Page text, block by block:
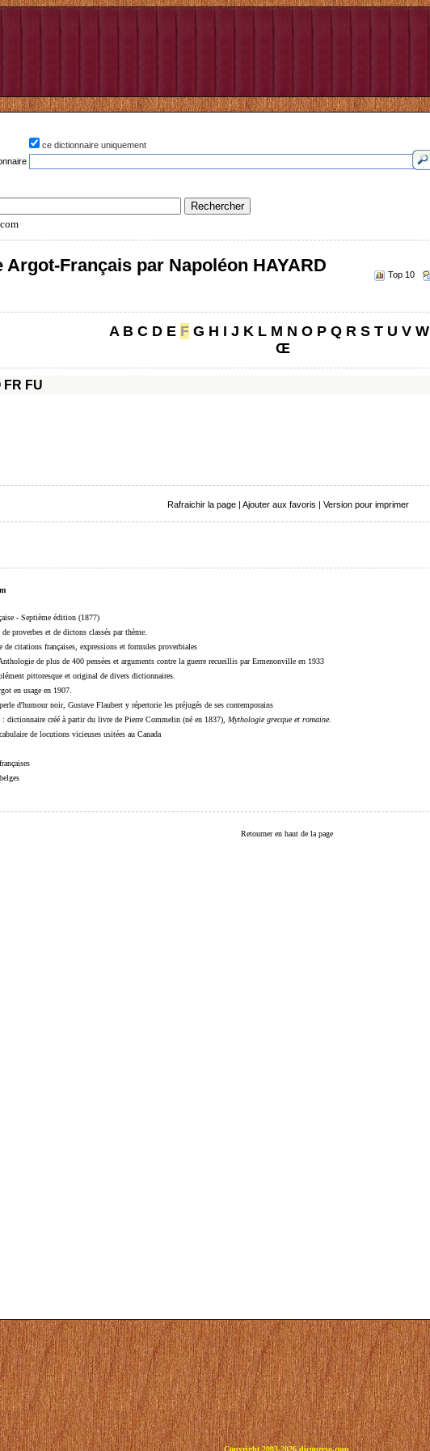
ce dictionnaire uniquement
Argot-Français par Napoléon HAYARD
Top 10
A B C D E F G H I J K L M N O P Q R S T U V W
Œ
FR FU
Rafraichir la page | Ajouter aux favoris | Version pour imprimer
- Septième édition (1877)
proverbes et de dictons classés par thème.
de citations françaises, expressions et formules proverbiales
de plus de 400 pensées et arguments contre la guerre recueillis par Ermenonville en 1933
pittoresque et original de divers dictionnaires.
en usage en 1907.
perle d'humour noir, Gustave Flaubert y répertorie les préjugés de ses contemporains
: dictionnaire créé à partir du livre de Pierre Commelin (né en 1837), Mythologie grecque et romaine.
de locutions vicieuses usitées au Canada
Retourner en haut de la page
Copyright 2003-2026 dicoperso.com